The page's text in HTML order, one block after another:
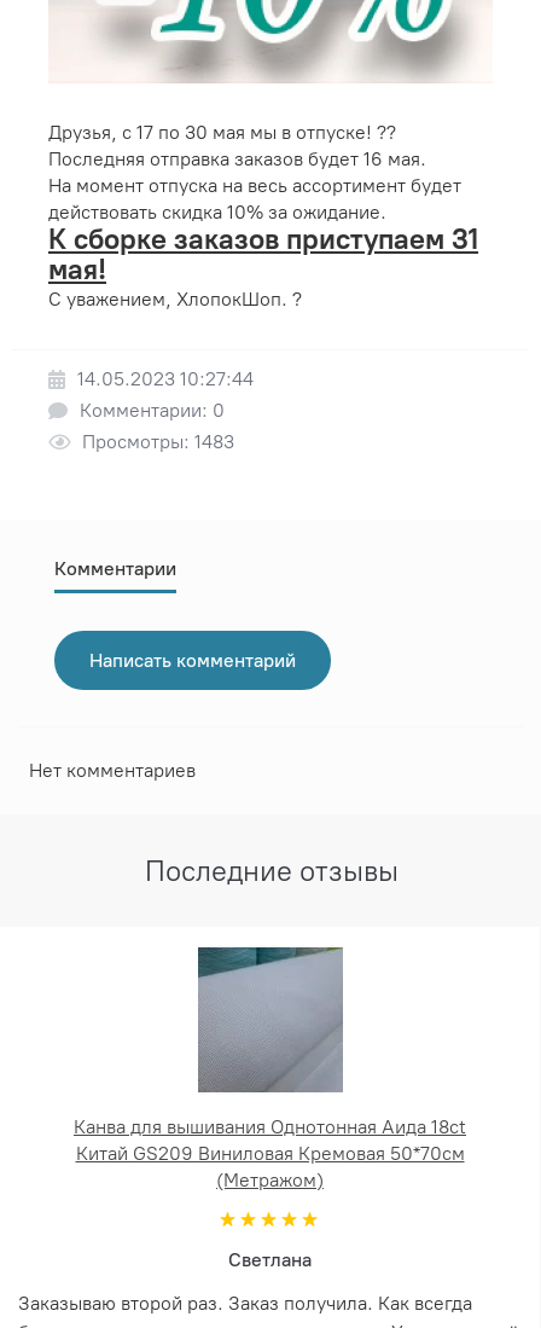
Друзья, с 17 по 30 мая мы в отпуске! ??
Последняя отправка заказов будет 16 мая.
На момент отпуска на весь ассортимент будет
действовать скидка 10% за ожидание.
К сборке заказов приступаем 31
мая!
С уважением, ХлопокШоп. ?
14.05.2023 10:27:44
Комментарии: 0
Просмотры: 1483
Комментарии
Написать комментарий
Нет комментариев
Последние отзывы
Канва для вышивания Однотонная Аида 18ct
Китай GS209 Виниловая Кремовая 50*70см
(Метражом)
Светлана
Заказываю второй раз. Заказ получила. Как всегда